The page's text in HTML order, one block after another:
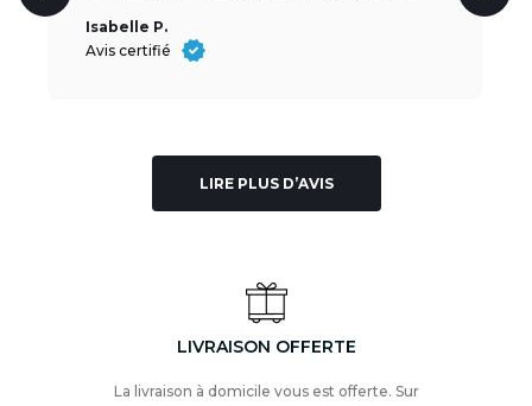
Isabelle P.
Avis certifié
LIRE PLUS D’AVIS
LIVRAISON OFFERTE
La livraison à domicile vous est offerte. Sur